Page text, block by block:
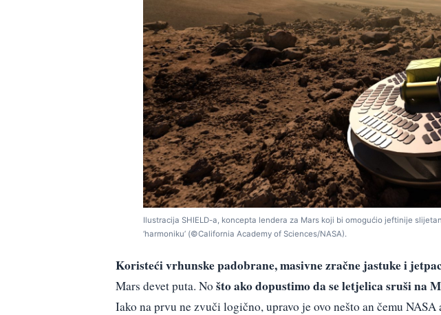
Ilustracija SHIELD-a, koncepta lendera za Mars koji bi omogućio jeftinije
‘harmoniku’ (©California Academy of Sciences/NASA).
Koristeći vrhunske padobrane, masivne zračne jastuke i
Mars devet puta. No što ako dopustimo da se letjelica sruši na
Iako na prvu ne zvuči logično, upravo je ovo nešto an čemu